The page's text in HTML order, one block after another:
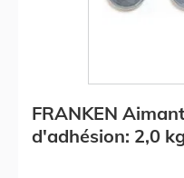
FRANKEN
d'adhésion: 2,0